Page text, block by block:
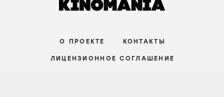
О ПРОЕКТЕ КОНТАКТЫ
ЛИЦЕНЗИОННОЕ СОГЛАШЕНИЕ